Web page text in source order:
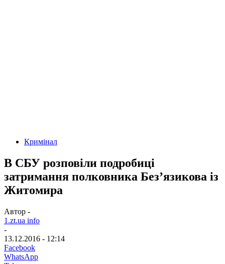
Кримінал
В СБУ розповіли подробиці
затримання полковника Без’язикова із
Житомира
Автор -
1.zt.ua info
-
13.12.2016 - 12:14
Facebook
WhatsApp